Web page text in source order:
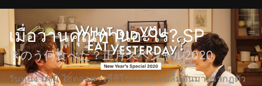
เมื่อวานคุณทานอะไร? SP
きのう何食べた？正月スペシャル2020
วันหนึ่ง มามิ ไอดอลสาวที่ชิโระแสนจะปลื้มดันมาปรากฏตัว